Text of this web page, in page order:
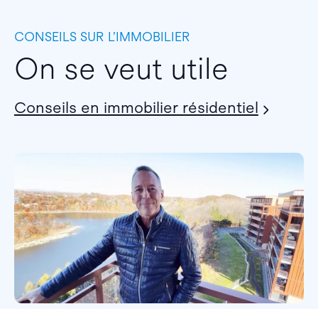
CONSEILS SUR L’IMMOBILIER
On se veut utile
Conseils en immobilier résidentiel